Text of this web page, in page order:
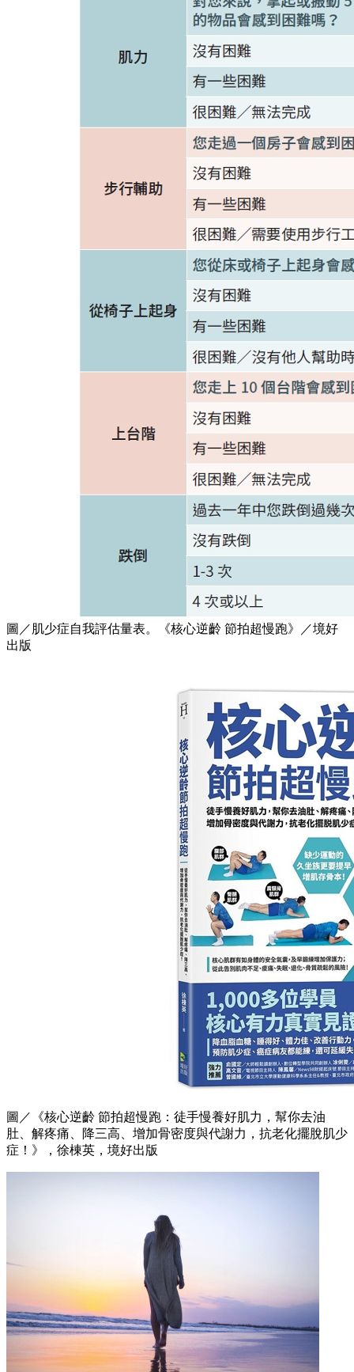
圖／肌少症自我評估量表。《核心逆齡 節拍超慢跑》／境好
出版
圖／《核心逆齡 節拍超慢跑：徒手慢養好肌力，幫你去油
肚、解疼痛、降三高、增加骨密度與代謝力，抗老化擺脫肌少
症！》，徐棟英，境好出版